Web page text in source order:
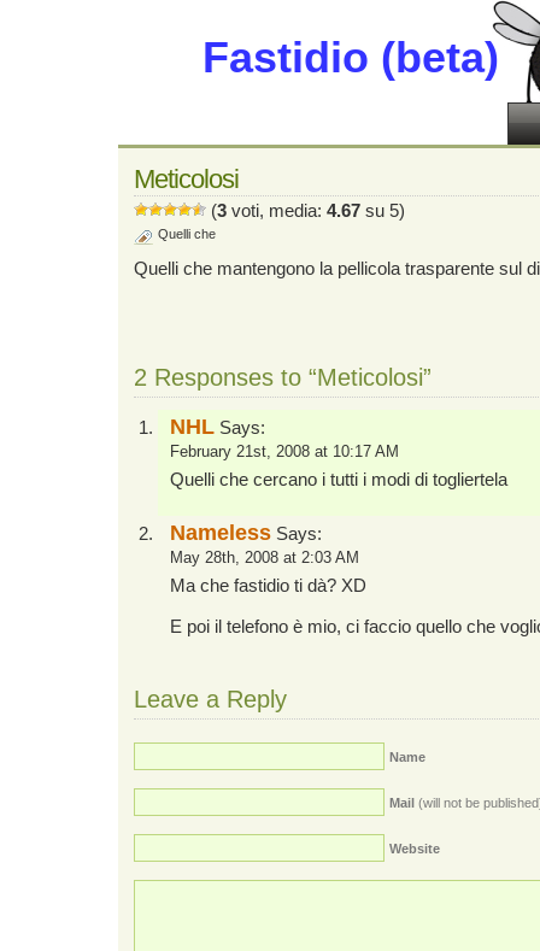
Fastidio (beta)
Meticolosi
(3 voti, media: 4.67 su 5)
Quelli che
Quelli che mantengono la pellicola trasparente sul
2 Responses to “Meticolosi”
NHL Says:
February 21st, 2008 at 10:17 AM
Quelli che cercano i tutti i modi di togliertela
Nameless Says:
May 28th, 2008 at 2:03 AM
Ma che fastidio ti dà? XD
E poi il telefono è mio, ci faccio quello che
Leave a Reply
Name
Mail (will not be
Website